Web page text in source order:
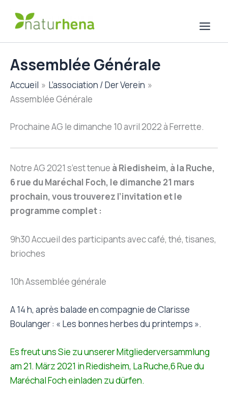
Assemblée Générale
Accueil
L’association / Der Verein
Assemblée Générale
Prochaine AG le dimanche 10 avril 2022 à Ferrette.
Notre AG 2021 s’est tenue à Riedisheim, à la Ruche,
6 rue du Maréchal Foch, le dimanche 21 mars
prochain, vous trouverez l’invitation et le
programme complet :
9h30 Accueil des participants avec café, thé, tisanes,
brioches
10h Assemblée générale
A 14 h, après balade en compagnie de Clarisse
Boulanger : « Les bonnes herbes du printemps ».
Es freut uns Sie zu unserer Mitgliederversammlung
am 21. März 2021 in Riedisheim, La Ruche,6 Rue du
Maréchal Foch einladen zu dürfen.